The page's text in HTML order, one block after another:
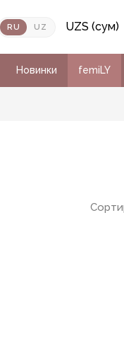
RU UZ UZS (сум)
Новинки femiLY